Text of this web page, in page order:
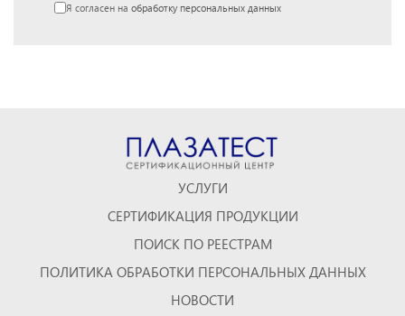
Я согласен на обработку персональных данных
УСЛУГИ
СЕРТИФИКАЦИЯ ПРОДУКЦИИ
ПОИСК ПО РЕЕСТРАМ
ПОЛИТИКА ОБРАБОТКИ ПЕРСОНАЛЬНЫХ ДАННЫХ
НОВОСТИ